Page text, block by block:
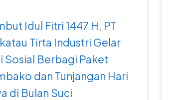
Idul Fitri 1447 H, PT
Tirta Industri Gelar
Sosial Berbagi Paket
dan Tunjangan Hari
di Bulan Suci